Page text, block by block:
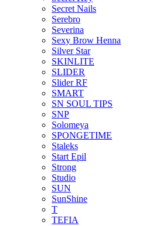
Secret Nails
Serebro
Severina
Sexy Brow Henna
Silver Star
SKINLITE
SLIDER
Slider RF
SMART
SN SOUL TIPS
SNP
Solomeya
SPONGETIME
Staleks
Start Epil
Strong
Studio
SUN
SunShine
T
TEFIA